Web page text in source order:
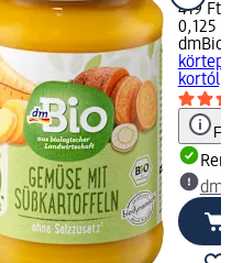
419 Ft
0,125 kg
dmBio
kortól,
dm